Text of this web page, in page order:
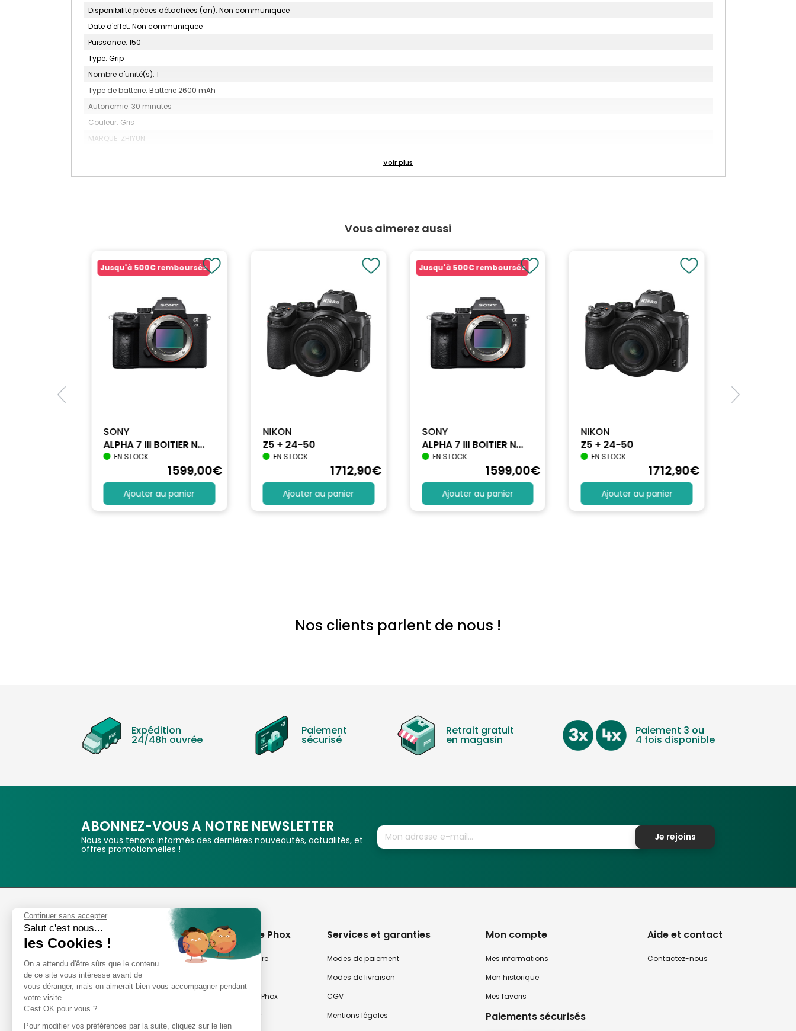
Disponibilité pièces détachées (an): Non communiquee
Date d'effet: Non communiquee
Puissance: 150
Type: Grip
Nombre d'unité(s): 1
Type de batterie: Batterie 2600 mAh
Autonomie: 30 minutes
Couleur: Gris
MARQUE: ZHIYUN
Vous aimerez aussi
Jusqu'à 500€ remboursés
SONY
ALPHA 7 III BOITIER N...
EN STOCK
1599,00€
Ajouter au panier
NIKON
Z5 + 24-50
EN STOCK
1712,90€
Ajouter au panier
Jusqu'à 500€ remboursés
SONY
ALPHA 7 III BOITIER N...
EN STOCK
1599,00€
Ajouter au panier
NIKON
Z5 + 24-50
EN STOCK
1712,90€
Ajouter au panier
Nos clients parlent de nous !
Expédition
24/48h ouvrée
Paiement
sécurisé
Retrait gratuit
en magasin
Paiement 3 ou
4 fois disponible
ABONNEZ-VOUS A NOTRE NEWSLETTER
Nous vous tenons informés des dernières nouveautés, actualités, et
offres promotionnelles !
Je rejoins
Phox
Spécialiste de l'image
Suivez-nous
Avis clients
8,2/10 Avis vérifiés
A propos de Phox
Notre savoir-faire
Nos magasins Phox
Notre newsletter
Services et garanties
Modes de paiement
Modes de livraison
CGV
Mentions légales
Mon compte
Mes informations
Mon historique
Mes favoris
Paiements sécurisés
Aide et contact
Contactez-nous
Continuer sans accepter
Salut c'est nous...
les Cookies !
On a attendu d'être sûrs que le contenu
de ce site vous intéresse avant de
vous déranger, mais on aimerait bien vous accompagner pendant
votre visite...
C'est OK pour vous ?
Pour modifier vos préférences par la suite, cliquez sur le lien